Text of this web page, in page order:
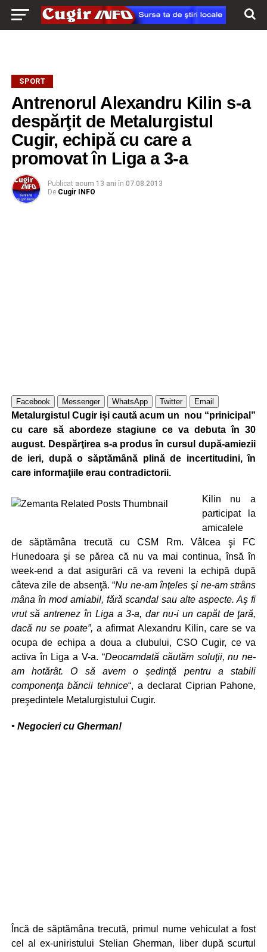
SPORT
Antrenorul Alexandru Kilin s-a
despărţit de Metalurgistul
Cugir, echipă cu care a
promovat în Liga a 3-a
Publicat acum 13 ani în 07.08.2013
De Cugir INFO
Facebook Messenger WhatsApp Twitter Email
Metalurgistul Cugir iși caută acum un nou “prinicipal”
cu care să abordeze stagiune ce va debuta în 30
august. Despărţirea s-a produs în cursul după-amiezii
de ieri, după o săptămână plină de incertitudini, în
care informaţiile erau contradictorii.
Kilin nu a
participat la
amicalele
de săptămâna trecută cu CSM Rm. Vâlcea şi FC
Hunedoara şi se părea că nu va mai continua, însă în
week-end a dat asigurări că va reveni la echipă după
câteva zile de absenţă. “Nu ne-am înţeles şi ne-am strâns
mâna în mod amiabil, fără scandal sau alte aspecte. Aş fi
vrut să antrenez în Liga a 3-a, dar nu-i un capăt de ţară,
dacă nu se poate”,a afirmat Alexandru Kilin, care se va
ocupa de echipa a doua a clubului, CSO Cugir, ce va
activa în Liga a V-a. “Deocamdată căutăm soluţii, nu ne-
am hotărât. O să avem o şedinţă pentru a stabili
componenţa băncii tehnice“, a declarat Ciprian Pahone,
preşedintele Metalurgistului Cugir.
• Negocieri cu Gherman!
Încă de săptămâna trecută, primul nume vehiculat a fost
cel al ex-uniristului Stelian Gherman, liber după scurtul